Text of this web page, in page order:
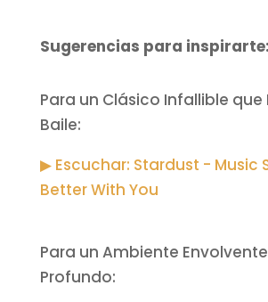
Sugerencias para inspirarte:
Para un Clásico Infallible que
Baile:
▶ Escuchar: Stardust - Music
Better With You
Para un Ambiente
Profundo: